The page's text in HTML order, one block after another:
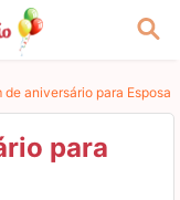
de aniversário para Esposa
para